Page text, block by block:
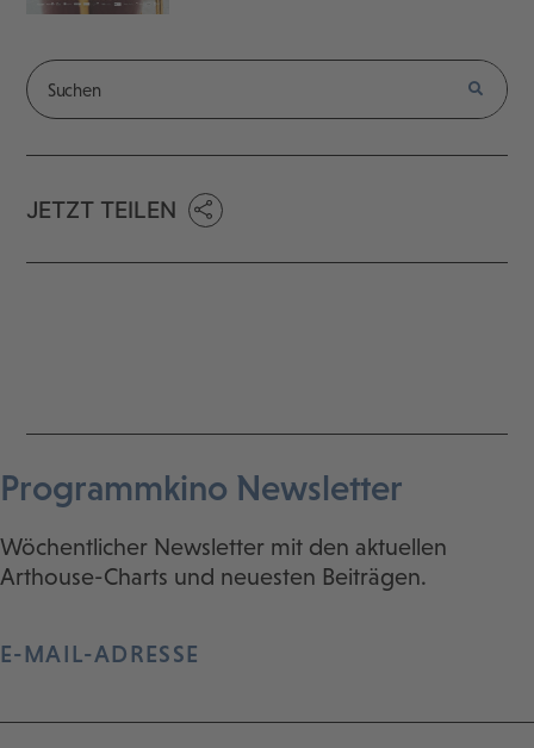
JETZT TEILEN
Programmkino Newsletter
Wöchentlicher Newsletter mit den aktuellen
Arthouse-Charts und neuesten Beiträgen.
E-MAIL-ADRESSE